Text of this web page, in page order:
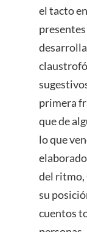
el tacto
primera
que de
lo que
del ritmo,
su
cuentos